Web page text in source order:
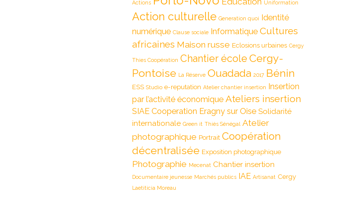
Actions Uniformation
Action culturelle Generation quoi Identité
numérique Clause sociale Informatique Cultures
africaines Maison russe Eclosions urbaines Cergy
Thies Coopération Chantier école Cergy-
Pontoise La Réserve Ouadada 2017 Bénin
ESS Studio e-reputation Atelier chantier insertion Insertion
par l’activité économique Ateliers insertion
SIAE Cooperation Eragny sur Oise Solidarité
internationale Green it Thiès Sénégal Atelier
photographique Portrait Coopération
décentralisée Exposition photographique
Photographie Mecenat Chantier insertion
Documentaire jeunesse Marchés publics IAE Artisanat Cergy
Laetiticia Moreau